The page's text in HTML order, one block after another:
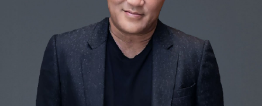
RML NEWS
บริการของเรา
นักลงทุนสัมพันธ์
ร่วมงานกับเรา